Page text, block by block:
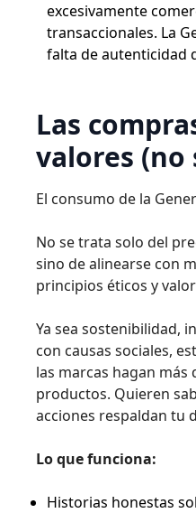
excesivamente
transaccionales. La
falta de autenticidad
Las
valores
El consumo de la
No se trata solo del
sino de alinearse con
principios éticos y
Ya sea sostenibilidad,
con causas sociales,
las marcas hagan más
productos. Quieren
acciones respaldan tu
Lo que funciona:
Historias honestas